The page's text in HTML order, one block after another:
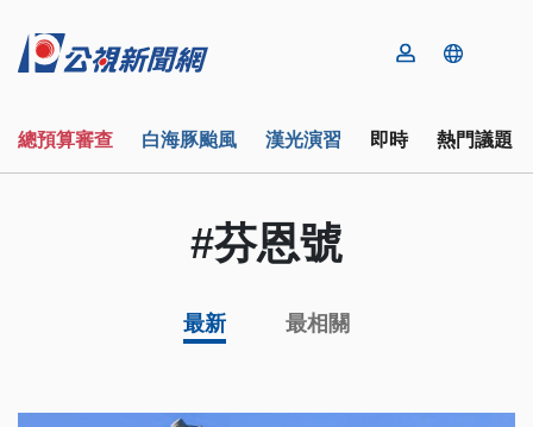
總預算審查 白海豚颱風 漢光演習 即時 熱門議題
#芬恩號
最新 最相關